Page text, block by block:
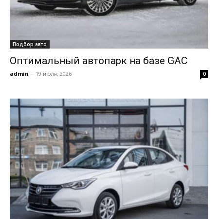
Подбор авто
Оптимальный автопарк на базе GAC
admin - 19 июля, 2026 0